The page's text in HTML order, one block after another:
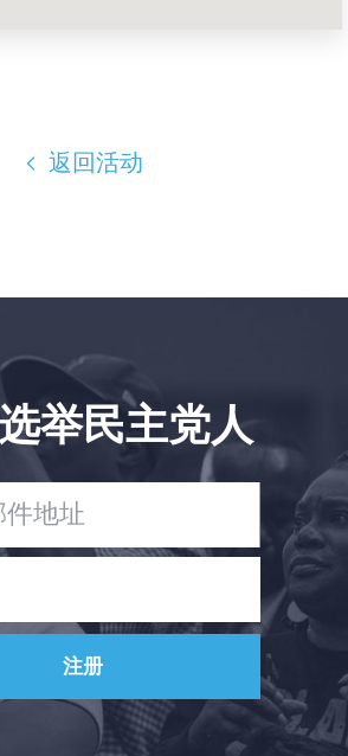
您的派对
返回活动
举民主党人